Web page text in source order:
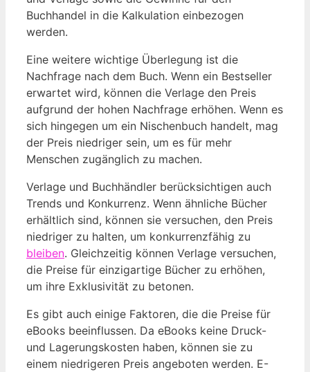
Buchhandel in die Kalkulation einbezogen
werden.
Eine weitere wichtige Überlegung ist die
Nachfrage nach dem Buch. Wenn ein Bestseller
erwartet wird, können die Verlage den Preis
aufgrund der hohen Nachfrage erhöhen. Wenn es
sich hingegen um ein Nischenbuch handelt, mag
der Preis niedriger sein, um es für mehr
Menschen zugänglich zu machen.
Verlage und Buchhändler berücksichtigen auch
Trends und Konkurrenz. Wenn ähnliche Bücher
erhältlich sind, können sie versuchen, den Preis
niedriger zu halten, um konkurrenzfähig zu
bleiben. Gleichzeitig können Verlage versuchen,
die Preise für einzigartige Bücher zu erhöhen,
um ihre Exklusivität zu betonen.
Es gibt auch einige Faktoren, die die Preise für
eBooks beeinflussen. Da eBooks keine Druck-
und Lagerungskosten haben, können sie zu
einem niedrigeren Preis angeboten werden. E-